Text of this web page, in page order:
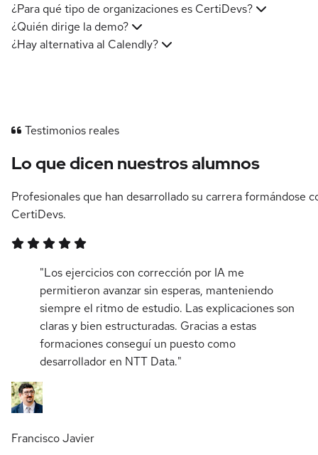
¿Para qué tipo de organizaciones es CertiDevs?
¿Quién dirige la demo?
¿Hay alternativa al Calendly?
Testimonios reales
Lo que dicen nuestros alumnos
Profesionales que han desarrollado su carrera formándose
CertiDevs.
"Los ejercicios con corrección por IA me
permitieron avanzar sin esperas, manteniendo
siempre el ritmo de estudio. Las explicaciones son
claras y bien estructuradas. Gracias a estas
formaciones conseguí un puesto como
desarrollador en NTT Data."
Francisco Javier